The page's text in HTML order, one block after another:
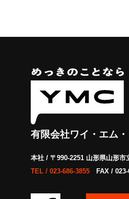
ゲ
ー
ョ
ン有限会社ワイ・エム
本社 / 〒990-2251 山形県山形市
TEL / 023-686-3855 FAX /